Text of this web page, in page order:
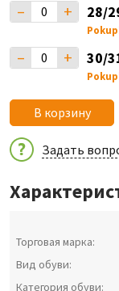
– + 28/
– + 30/
В корзину
Задать
Торговая марка:
Вид обуви:
Категория обуви: